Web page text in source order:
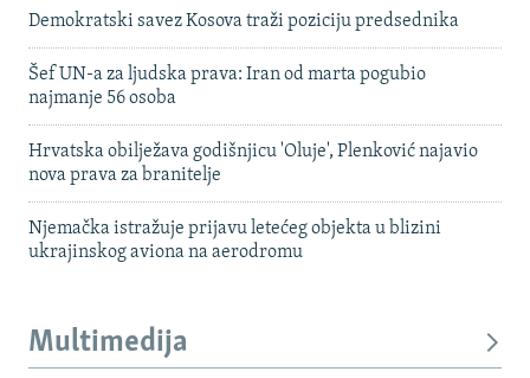
Demokratski savez Kosova traži poziciju predsednika
Šef UN-a za ljudska prava: Iran od marta pogubio
najmanje 56 osoba
Hrvatska obilježava godišnjicu 'Oluje', Plenković najavio
nova prava za branitelje
Njemačka istražuje prijavu letećeg objekta u blizini
ukrajinskog aviona na aerodromu
Multimedija